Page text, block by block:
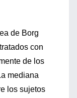
de Borg
con
de los
mediana
los sujetos